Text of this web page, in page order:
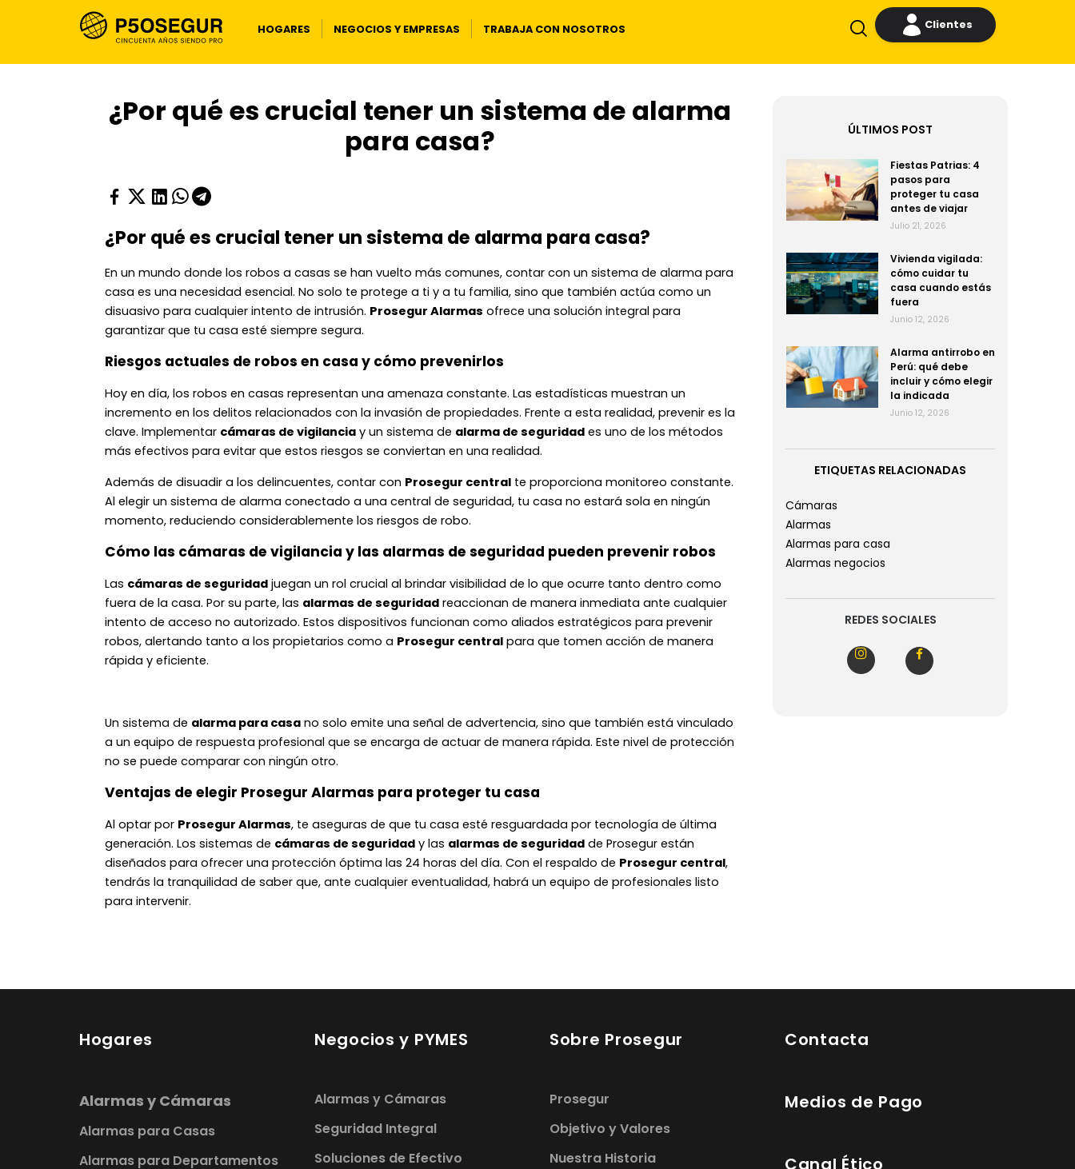
HOGARES NEGOCIOS Y EMPRESAS TRABAJA CON NOSOTROS Clientes
¿Por qué es crucial tener un sistema de alarma
para casa?
¿Por qué es crucial tener un sistema de alarma para casa?
En un mundo donde los robos a casas se han vuelto más comunes, contar con un sistema de alarma para
casa es una necesidad esencial. No solo te protege a ti y a tu familia, sino que también actúa como un
disuasivo para cualquier intento de intrusión. Prosegur Alarmas ofrece una solución integral para
garantizar que tu casa esté siempre segura.
Riesgos actuales de robos en casa y cómo prevenirlos
Hoy en día, los robos en casas representan una amenaza constante. Las estadísticas muestran un
incremento en los delitos relacionados con la invasión de propiedades. Frente a esta realidad, prevenir es la
clave. Implementar cámaras de vigilancia y un sistema de alarma de seguridad es uno de los métodos
más efectivos para evitar que estos riesgos se conviertan en una realidad.
Además de disuadir a los delincuentes, contar con Prosegur central te proporciona monitoreo constante.
Al elegir un sistema de alarma conectado a una central de seguridad, tu casa no estará sola en ningún
momento, reduciendo considerablemente los riesgos de robo.
Cómo las cámaras de vigilancia y las alarmas de seguridad pueden prevenir robos
Las cámaras de seguridad juegan un rol crucial al brindar visibilidad de lo que ocurre tanto dentro como
fuera de la casa. Por su parte, las alarmas de seguridad reaccionan de manera inmediata ante cualquier
intento de acceso no autorizado. Estos dispositivos funcionan como aliados estratégicos para prevenir
robos, alertando tanto a los propietarios como a Prosegur central para que tomen acción de manera
rápida y eficiente.
Un sistema de alarma para casa no solo emite una señal de advertencia, sino que también está vinculado
a un equipo de respuesta profesional que se encarga de actuar de manera rápida. Este nivel de protección
no se puede comparar con ningún otro.
Ventajas de elegir Prosegur Alarmas para proteger tu casa
Al optar por Prosegur Alarmas, te aseguras de que tu casa esté resguardada por tecnología de última
generación. Los sistemas de cámaras de seguridad y las alarmas de seguridad de Prosegur están
diseñados para ofrecer una protección óptima las 24 horas del día. Con el respaldo de Prosegur central,
tendrás la tranquilidad de saber que, ante cualquier eventualidad, habrá un equipo de profesionales listo
para intervenir.
ÚLTIMOS POST
Fiestas Patrias: 4
pasos para
proteger tu casa
antes de viajar
Julio 21, 2026
Vivienda vigilada:
cómo cuidar tu
casa cuando estás
fuera
Junio 12, 2026
Alarma antirrobo en
Perú: qué debe
incluir y cómo elegir
la indicada
Junio 12, 2026
ETIQUETAS RELACIONADAS
Cámaras
Alarmas
Alarmas para casa
Alarmas negocios
REDES SOCIALES
Hogares
Alarmas y Cámaras
Alarmas para Casas
Alarmas para Departamentos
Negocios y PYMES
Alarmas y Cámaras
Seguridad Integral
Soluciones de Efectivo
Sobre Prosegur
Prosegur
Objetivo y Valores
Nuestra Historia
Contacta
Medios de Pago
Canal Ético